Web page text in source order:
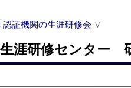
証機関の生涯研修会 ∨
生涯研修センター